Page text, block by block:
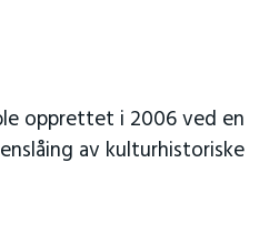
opprettet i 2006 ved en
av kulturhistoriske